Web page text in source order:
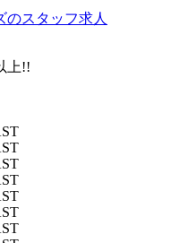
のスタッフ求人
上!!